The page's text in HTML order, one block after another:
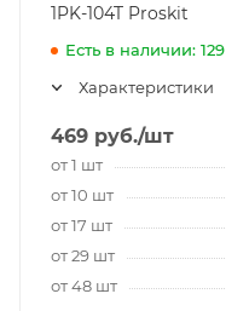
1PK-104T Proskit
Есть в наличии: 129
Характеристики
469 руб./шт
от 1 шт
от 10 шт
от 17 шт
от 29 шт
от 48 шт